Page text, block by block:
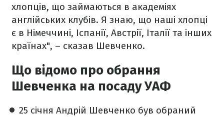
хлопців, що займаються в академіях
англійських клубів. Я знаю, що наші хлопці
є в Німеччині, Іспанії, Австрії, Італії та інших
країнах", – сказав Шевченко.
Що відомо про обрання
Шевченка на посаду УАФ
25 січня Андрій Шевченко був обраний